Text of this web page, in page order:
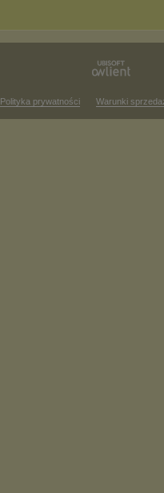
Polityka prywatności Warunki